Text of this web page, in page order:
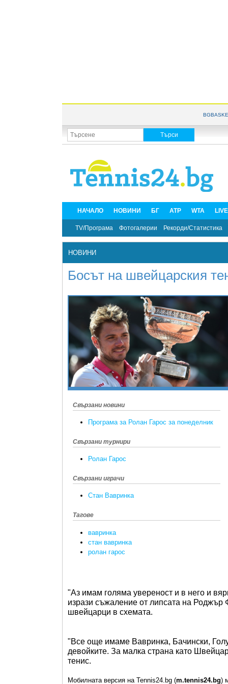
НАЧАЛО НОВИНИ БГ ATP WTA
TV/Програма Фотогалерии Рекорди/Статистика
НОВИНИ
Босът на швейцарския
Свързани новини
Програма за Ролан Гарос за понеделник
Свързани турнири
Ролан Гарос
Свързани играчи
Стан Вавринка
Тагове
вавринка
стан вавринка
ролан гарос
"Аз имам голяма увереност и в него и
изрази съжаление от липсата на Роджър
швейцарци в схемата.
"Все още имаме Вавринка, Бачински,
девойките. За малка страна като
тенис.
Мобилната версия на Tennis24.bg (m.tennis24.bg)